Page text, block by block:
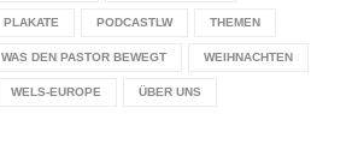
PLAKATE PODCASTLW THEMEN
WAS DEN PASTOR BEWEGT WEIHNACHTEN
WELS-EUROPE ÜBER UNS